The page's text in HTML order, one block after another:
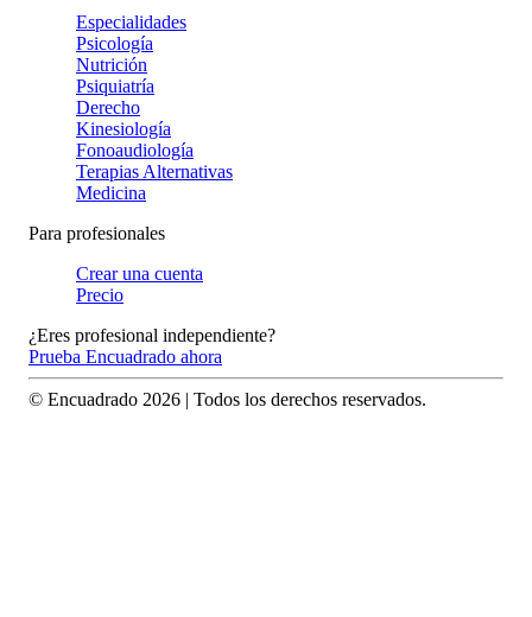
Especialidades
Psicología
Nutrición
Psiquiatría
Derecho
Kinesiología
Fonoaudiología
Terapias Alternativas
Medicina
Para profesionales
Crear una cuenta
Precio
¿Eres profesional independiente?
Prueba Encuadrado ahora
© Encuadrado 2026 | Todos los derechos reservados.